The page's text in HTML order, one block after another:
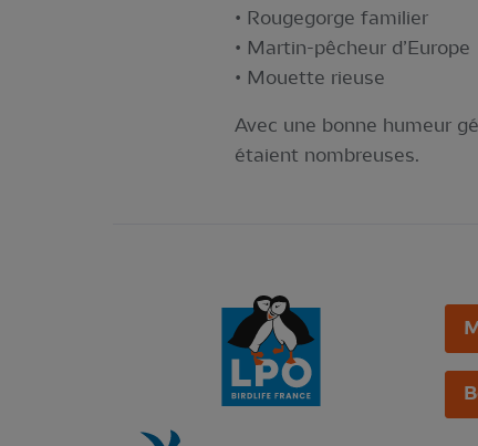
• Rougegorge familier
• Martin-pêcheur d’Europe
• Mouette rieuse
Avec une bonne humeur
étaient nombreuses.